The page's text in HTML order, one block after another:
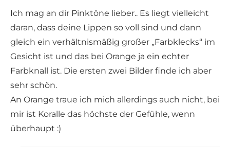
Ich mag an dir Pinktöne lieber.. Es liegt vielleicht
daran, dass deine Lippen so voll sind und dann
gleich ein verhältnismäßig großer „Farbklecks“ im
Gesicht ist und das bei Orange ja ein echter
Farbknall ist. Die ersten zwei Bilder finde ich aber
sehr schön.
An Orange traue ich mich allerdings auch nicht, bei
mir ist Koralle das höchste der Gefühle, wenn
überhaupt :)